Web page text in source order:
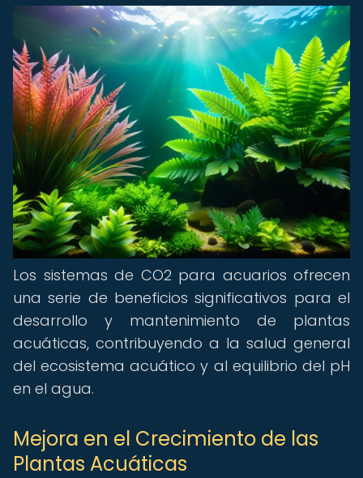
Los sistemas de CO2 para acuarios ofrecen
una serie de beneficios significativos para el
desarrollo y mantenimiento de plantas
acuáticas, contribuyendo a la salud general
del ecosistema acuático y al equilibrio del pH
en el agua.
Mejora en el Crecimiento de las
Plantas Acuáticas